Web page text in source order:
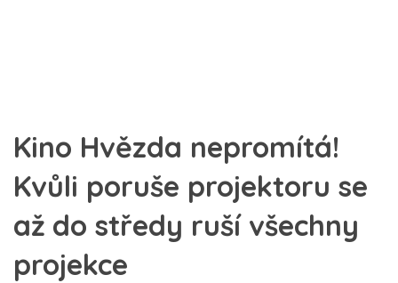
Kino Hvězda nepromítá!
Kvůli poruše projektoru se
až do středy ruší všechny
projekce